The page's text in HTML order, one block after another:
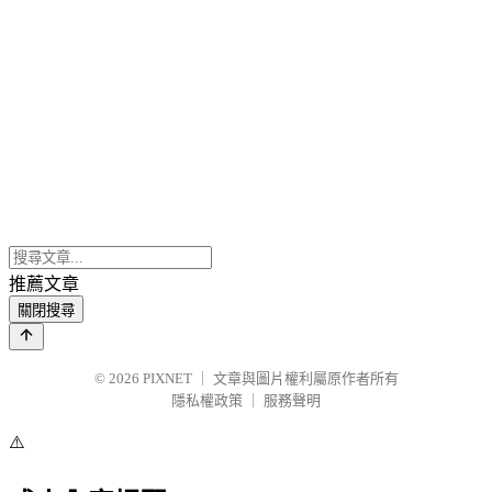
推薦文章
關閉搜尋
© 2026 PIXNET
文章與圖片權利屬原作者所有
隱私權政策
服務聲明
⚠️